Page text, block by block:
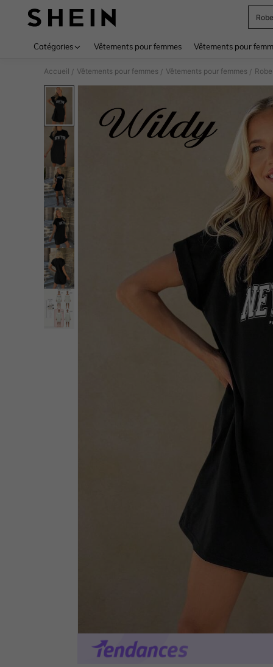
Robe
Catégories Vêtements pour femmes Vêtements pour
Accueil / Vêtements pour femmes / Vêtements pour femmes /